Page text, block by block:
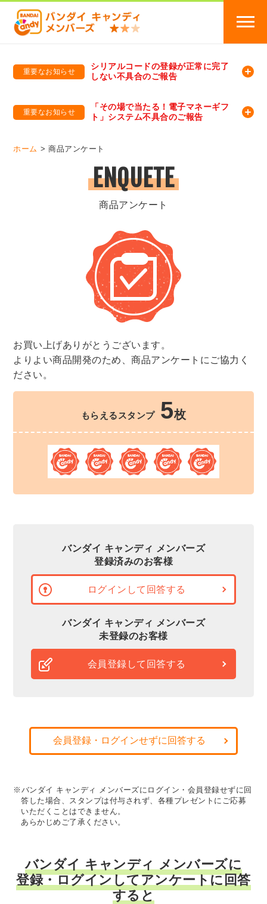
重要なお知らせ
シリアルコードの登録が正常に完了
しない不具合のご報告
重要なお知らせ
「その場で当たる！電子マネーギフ
ト」システム不具合のご報告
ホーム 商品アンケート
ENQUETE
商品アンケート
お買い上げありがとうございます。
よりよい商品開発のため、商品アンケートにご協力く
ださい。
もらえるスタンプ 5枚
バンダイ キャンディ メンバーズ
登録済みのお客様
ログインして回答する
バンダイ キャンディ メンバーズ
未登録のお客様
会員登録して回答する
会員登録・ログインせずに回答する
※バンダイ キャンディ メンバーズにログイン・会員登録せずに回
答した場合、スタンプは付与されず、各種プレゼントにご応募
いただくことはできません。
あらかじめご了承ください。
バンダイ キャンディ メンバーズに
登録・ログインしてアンケートに回答
すると